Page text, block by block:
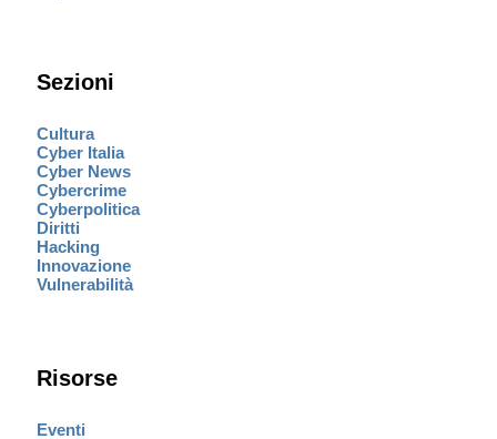
Sezioni
Cultura
Cyber Italia
Cyber News
Cybercrime
Cyberpolitica
Diritti
Hacking
Innovazione
Vulnerabilità
Risorse
Eventi